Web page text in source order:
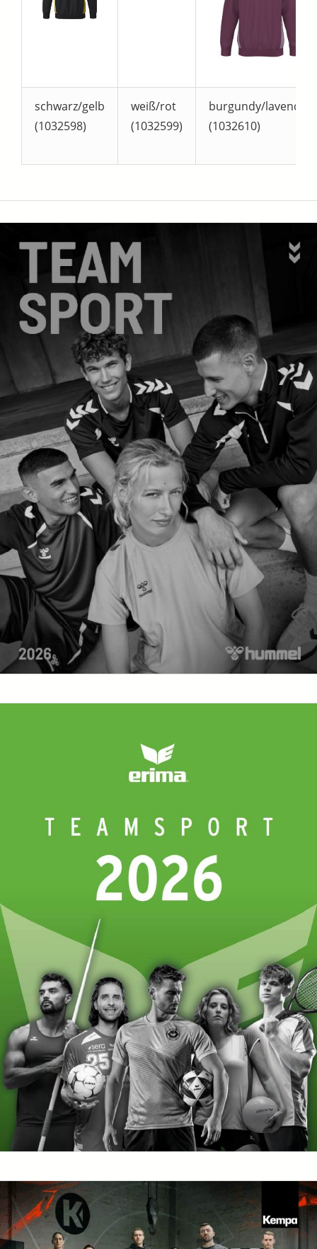
schwarz/gelb
(1032598)
weiß/rot
(1032599)
burgundy/lavender
(1032610)